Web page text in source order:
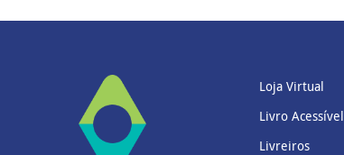
Loja Virtual
Livro Acessível
Livreiros